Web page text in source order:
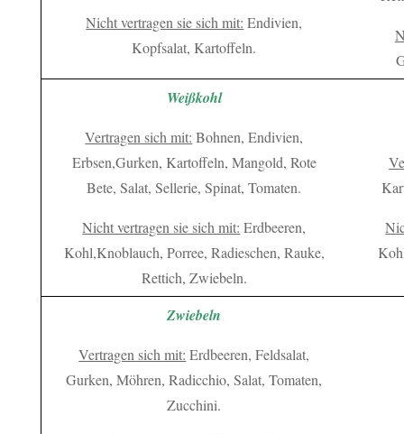
Nicht vertragen sie sich mit: Endivien,
Kopfsalat, Kartoffeln.
Weißkohl
Vertragen sich mit: Bohnen, Endivien,
Erbsen,Gurken, Kartoffeln, Mangold, Rote
Bete, Salat, Sellerie, Spinat, Tomaten.
Nicht vertragen sie sich mit: Erdbeeren,
Kohl,Knoblauch, Porree, Radieschen, Rauke,
Rettich, Zwiebeln.
Zwiebeln
Vertragen sich mit: Erdbeeren, Feldsalat,
Gurken, Möhren, Radicchio, Salat, Tomaten,
Zucchini.